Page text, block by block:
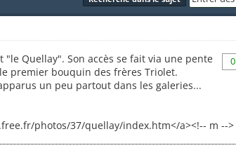
0
Quellay". Son accès se fait via une pente
premier bouquin des frères Triolet.
un peu partout dans les galeries...
photos/37/quellay/index.htm</a><!-- m -->